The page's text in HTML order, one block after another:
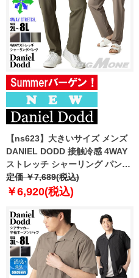
【ns623】大きいサイズ メンズ
DANIEL DODD 接触冷感 4WAY
ストレッチ シャーリング パンツ
春夏新作 azp260201201t
【fre】
定価 ￥7,689(税込)
￥6,920(税込)